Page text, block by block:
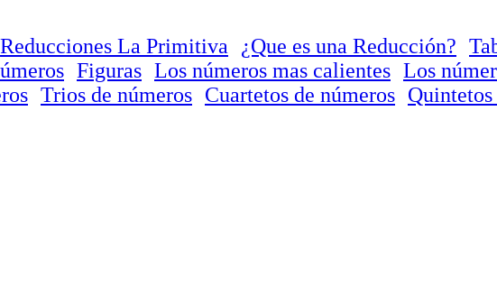
Reducciones La Primitiva ¿Que es una Reducción?
Figuras Los números mas calientes Los
Trios de números Cuartetos de números